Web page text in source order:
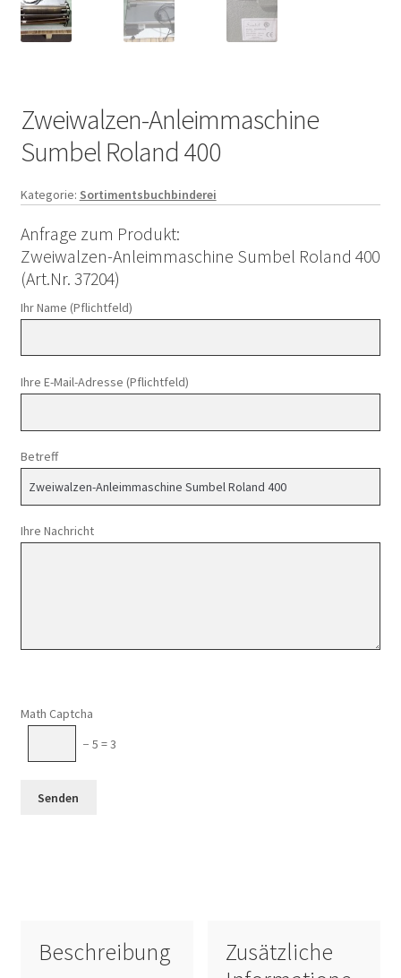
Zweiwalzen-Anleimmaschine
Sumbel Roland 400
Kategorie: Sortimentsbuchbinderei
Anfrage zum Produkt:
Zweiwalzen-Anleimmaschine Sumbel Roland 400
(Art.Nr. 37204)
Ihr Name (Pflichtfeld)
Ihre E-Mail-Adresse (Pflichtfeld)
Betreff
Ihre Nachricht
Math Captcha
− 5 = 3
Beschreibung
Zusätzliche